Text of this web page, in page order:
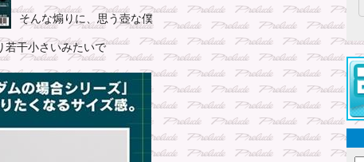
そんな煽りに、思う壺な僕
若干小さいみたいで